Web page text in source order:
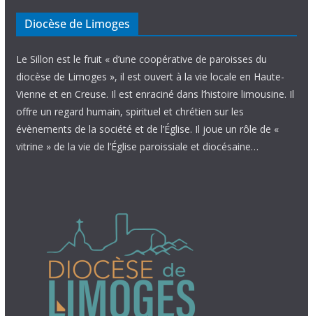
Diocèse de Limoges
Le Sillon est le fruit « d’une coopérative de paroisses du
diocèse de Limoges », il est ouvert à la vie locale en Haute-
Vienne et en Creuse. Il est enraciné dans l’histoire limousine. Il
offre un regard humain, spirituel et chrétien sur les
évènements de la société et de l’Église. Il joue un rôle de «
vitrine » de la vie de l’Église paroissiale et diocésaine…